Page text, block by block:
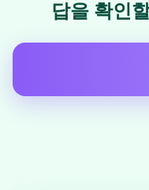
답을 확인